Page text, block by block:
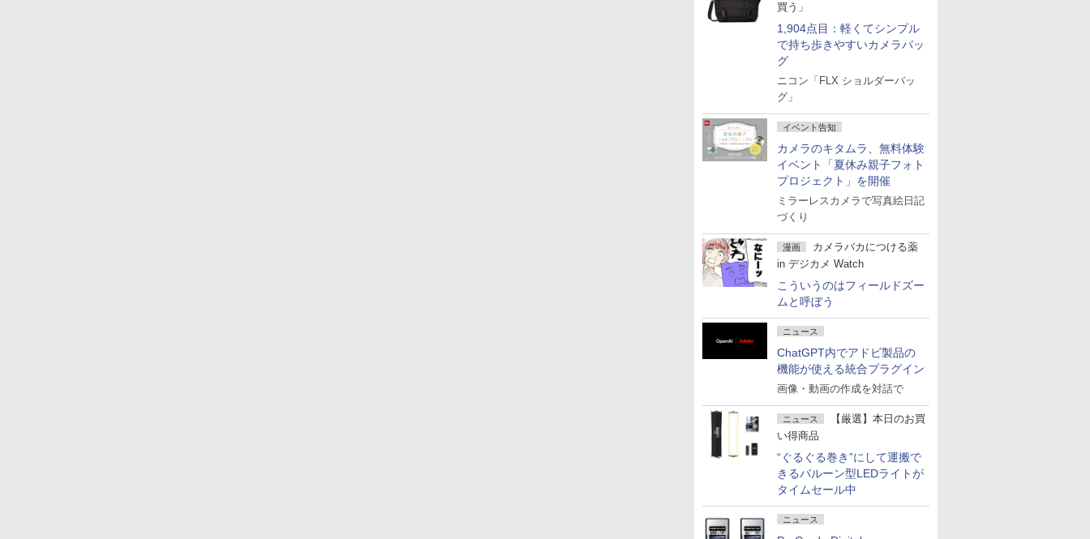
買う」
1,904点目：軽くてシンプル
で持ち歩きやすいカメラバッ
グ
ニコン「FLX ショルダーバッ
グ」
イベント告知
カメラのキタムラ、無料体験
イベント「夏休み親子フォト
プロジェクト」を開催
ミラーレスカメラで写真絵日記
づくり
漫画
カメラバカにつける薬
in デジカメ Watch
こういうのはフィールドズー
ムと呼ぼう
ニュース
ChatGPT内でアドビ製品の
機能が使える統合プラグイン
画像・動画の作成を対話で
ニュース
【厳選】本日のお買
い得商品
“ぐるぐる巻き”にして運搬で
きるバルーン型LEDライトが
タイムセール中
ニュース